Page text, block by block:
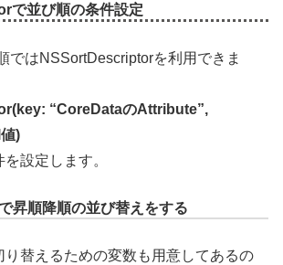
で並び順の条件設定
ではNSSortDescriptorを利用できま
“CoreDataのAttribute”,
)
設定します。
昇順降順の並び替えをする
り替えるための変数も用意してあるの